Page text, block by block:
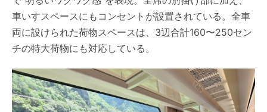
車いすスペースにもコンセントが設置されている。全車
両に設けられた荷物スペースは、3辺合計160〜250セン
チの特大荷物にも対応している。